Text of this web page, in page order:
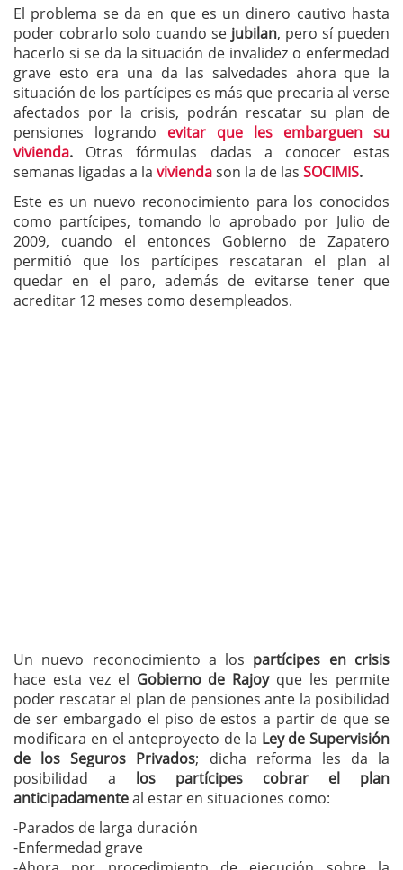
El problema se da en que es un dinero cautivo hasta
poder cobrarlo solo cuando se jubilan, pero sí pueden
hacerlo si se da la situación de invalidez o enfermedad
grave esto era una da las salvedades ahora que la
situación de los partícipes es más que precaria al verse
afectados por la crisis, podrán rescatar su plan de
pensiones logrando
evitar que les embarguen su
vivienda. Otras fórmulas dadas a conocer estas
semanas ligadas a la viviendason la de las SOCIMIS.
Este es un nuevo reconocimiento para los conocidos
como partícipes, tomando lo aprobado por Julio de
2009, cuando el entonces Gobierno de Zapatero
permitió que los partícipes rescataran el plan al
quedar en el paro, además de evitarse tener que
acreditar 12 meses como desempleados.
Un nuevo reconocimiento a los partícipes en crisis
hace esta vez el Gobierno de Rajoyque les permite
poder rescatar el plan de pensiones ante la posibilidad
de ser embargado el piso de estos a partir de que se
modificara en el anteproyecto de la Ley de Supervisión
de los Seguros Privados; dicha reforma les da la
posibilidad a los partícipes cobrar el plan
anticipadamenteal estar en situaciones como:
-Parados de larga duración
-Enfermedad grave